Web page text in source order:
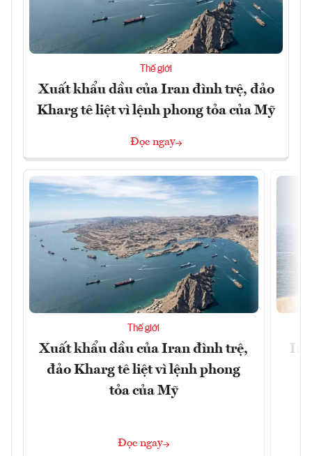
Thế giới
Xuất khẩu dầu của Iran đình trệ, đảo
Kharg tê liệt vì lệnh phong tỏa của Mỹ
Đọc ngay
Thế giới
Xuất khẩu dầu của Iran đình trệ,
đảo Kharg tê liệt vì lệnh phong
tỏa của Mỹ
Đọc ngay